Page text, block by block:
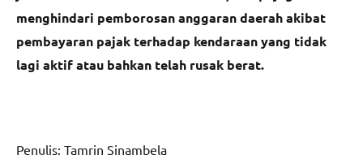
menghindari pemborosan anggaran daerah akibat
pembayaran pajak terhadap kendaraan yang tidak
lagi aktif atau bahkan telah rusak berat.
Penulis: Tamrin Sinambela